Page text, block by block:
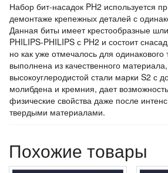
Набор бит-насадок PH2 используется
демонтаже крепежных деталей с
Данная биты имеет крестообразные
PHILIPS-PHILIPS с PH2 и состоит
но как уже отмечалось для
выполнена из качественного
высокоуглеродистой стали марки S2 с
молибдена и кремния, дает
физические свойства даже после
твердыми материалами.
Похожие товары